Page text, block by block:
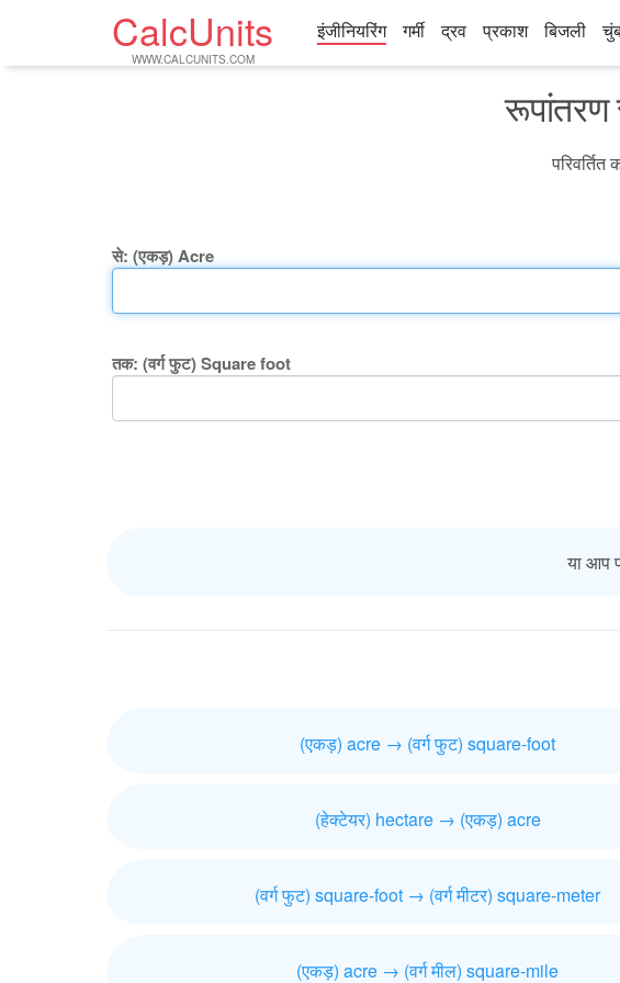
CalcUnits
WWW.CALCUNITS.COM
इंजीनियरिंग गर्मी द्रव प्रकाश बिजली
से: (एकड़) Acre
तक: (वर्ग फुट) Square foot
या आप
(एकड़) acre → (वर्ग फुट) square-foot
(हेक्टेयर) hectare → (एकड़) acre
(वर्ग फुट) square-foot → (वर्ग मीटर) square-meter
(एकड़) acre → (वर्ग मील) square-mile